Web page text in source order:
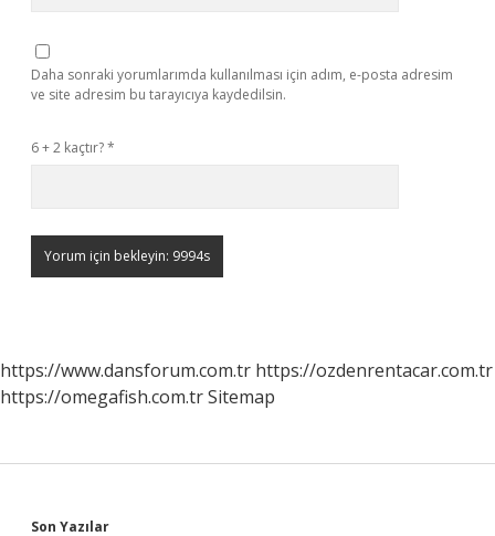
Daha sonraki yorumlarımda kullanılması için adım, e-posta adresim
ve site adresim bu tarayıcıya kaydedilsin.
6 + 2 kaçtır?*
https://www.dansforum.com.tr https://ozdenrentacar.com.tr
https://omegafish.com.trSitemap
Son Yazılar